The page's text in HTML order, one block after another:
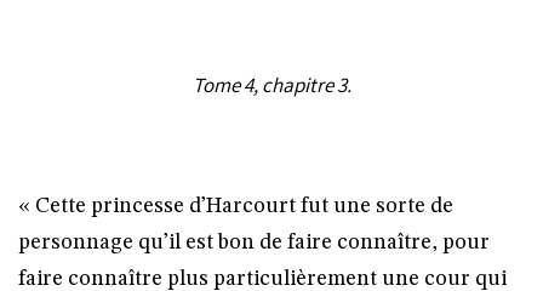
Tome 4, chapitre 3.
« Cette princesse d’Harcourt fut une sorte de
personnage qu’il est bon de faire connaître, pour
faire connaître plus particulièrement une cour qui